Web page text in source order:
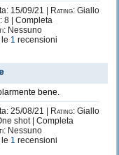
15/09/21 | Rating: Giallo
8 | Completa
Nessuno
1 recensioni
bene.
25/08/21 | Rating: Giallo
shot | Completa
Nessuno
1 recensioni